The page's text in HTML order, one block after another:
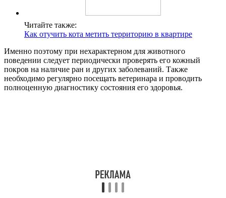
Читайте также:
Как отучить кота метить территорию в квартире
Именно поэтому при нехарактерном для животного
поведении следует периодически проверять его кожный
покров на наличие ран и других заболеваний. Также
необходимо регулярно посещать ветеринара и проводить
полноценную диагностику состояния его здоровья.